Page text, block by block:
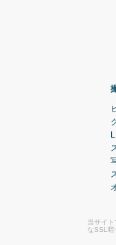
当サイ
なSSL暗